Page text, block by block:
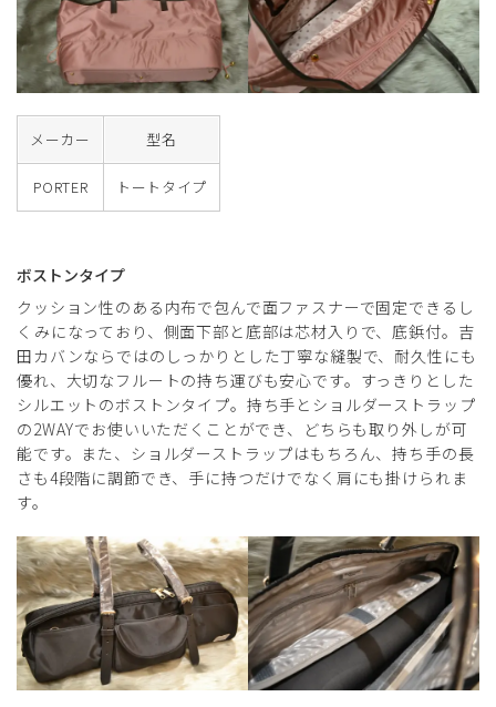
メーカー 型名
PORTER トートタイプ
ボストンタイプ
クッション性のある内布で包んで面ファスナーで固定できるし
くみになっており、側面下部と底部は芯材入りで、底鋲付。吉
田カバンならではのしっかりとした丁寧な縫製で、耐久性にも
優れ、大切なフルートの持ち運びも安心です。すっきりとした
シルエットのボストンタイプ。持ち手とショルダーストラップ
の2WAYでお使いいただくことができ、どちらも取り外しが可
能です。また、ショルダーストラップはもちろん、持ち手の長
さも4段階に調節でき、手に持つだけでなく肩にも掛けられま
す。